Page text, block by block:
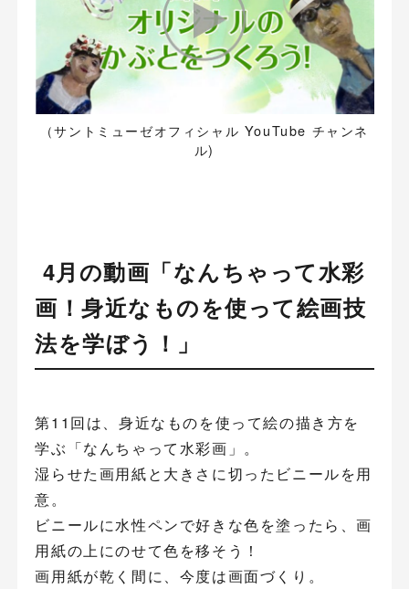
（サントミューゼオフィシャル YouTube チャンネ
ル)
4月の動画「なんちゃって水彩
画！身近なものを使って絵画技
法を学ぼう！」
第11回は、身近なものを使って絵の描き方を
学ぶ「なんちゃって水彩画」。
湿らせた画用紙と大きさに切ったビニールを用
意。
ビニールに水性ペンで好きな色を塗ったら、画
用紙の上にのせて色を移そう！
画用紙が乾く間に、今度は画面づくり。